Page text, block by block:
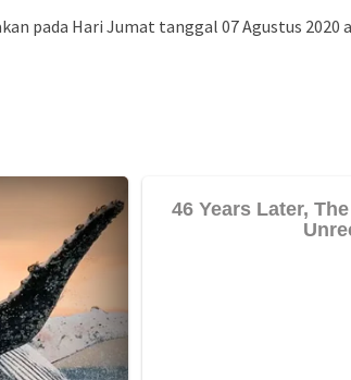
pada Hari Jumat tanggal 07 Agustus